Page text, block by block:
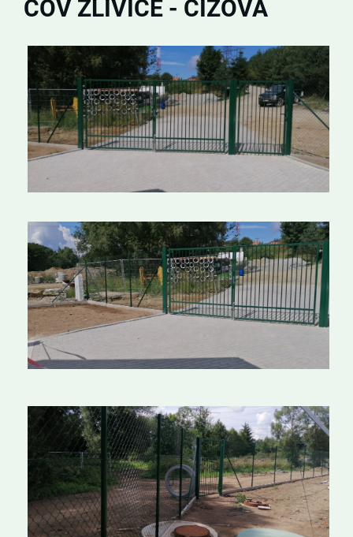
ČOV ZLIVICE - ČÍŽOVÁ